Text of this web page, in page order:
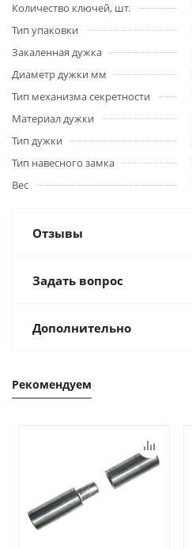
Количество ключей, шт.
Тип упаковки
Закаленная дужка
Диаметр дужки мм
Тип механизма секретности
Материал дужки
Тип дужки
Тип навесного замка
Вес
Отзывы
Задать вопрос
Дополнительно
Рекомендуем